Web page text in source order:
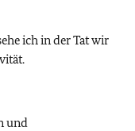
ich in der Tat wir
und